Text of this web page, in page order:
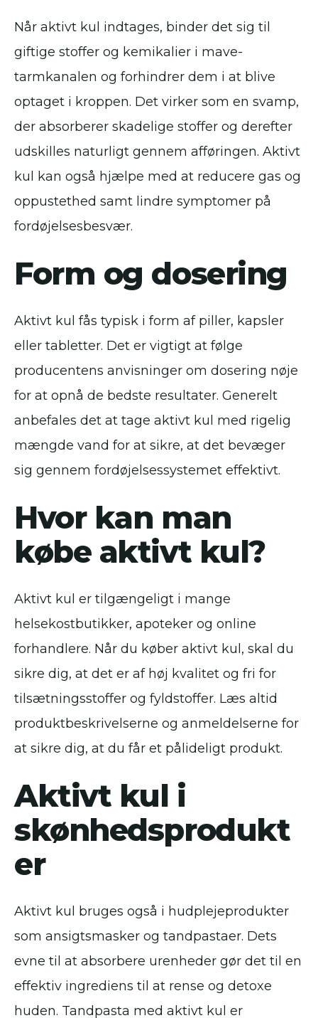
Når aktivt kul indtages, binder det sig til
giftige stoffer og kemikalier i mave-
tarmkanalen og forhindrer dem i at blive
optaget i kroppen. Det virker som en svamp,
der absorberer skadelige stoffer og derefter
udskilles naturligt gennem afføringen. Aktivt
kul kan også hjælpe med at reducere gas og
oppustethed samt lindre symptomer på
fordøjelsesbesvær.
Form og dosering
Aktivt kul fås typisk i form af piller, kapsler
eller tabletter. Det er vigtigt at følge
producentens anvisninger om dosering nøje
for at opnå de bedste resultater. Generelt
anbefales det at tage aktivt kul med rigelig
mængde vand for at sikre, at det bevæger
sig gennem fordøjelsessystemet effektivt.
Hvor kan man
købe aktivt kul?
Aktivt kul er tilgængeligt i mange
helsekostbutikker, apoteker og online
forhandlere. Når du køber aktivt kul, skal du
sikre dig, at det er af høj kvalitet og fri for
tilsætningsstoffer og fyldstoffer. Læs altid
produktbeskrivelserne og anmeldelserne for
at sikre dig, at du får et pålideligt produkt.
Aktivt kul i
skønhedsprodukt
er
Aktivt kul bruges også i hudplejeprodukter
som ansigtsmasker og tandpastaer. Dets
evne til at absorbere urenheder gør det til en
effektiv ingrediens til at rense og detoxe
huden. Tandpasta med aktivt kul er